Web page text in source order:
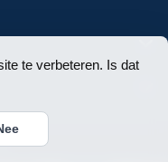
te verbeteren. Is dat